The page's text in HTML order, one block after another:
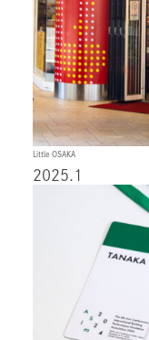
Little OSAKA
2025.1